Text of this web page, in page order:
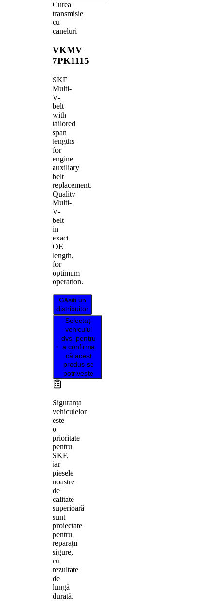
Curea
transmisie
cu
caneluri
VKMV
7PK1115
SKF
Multi-
V-
belt
with
tailored
span
lengths
for
engine
auxiliary
belt
replacement.
Quality
Multi-
V-
belt
in
exact
OE
length,
for
optimum
operation.
Găsiți un
distribuitor
Selectați
vehiculul
dvs. pentru
a confirma
că acest
produs se
potrivește
Siguranța
vehiculelor
este
o
prioritate
pentru
SKF,
iar
piesele
noastre
de
calitate
superioară
sunt
proiectate
pentru
reparații
sigure,
cu
rezultate
de
lungă
durată.